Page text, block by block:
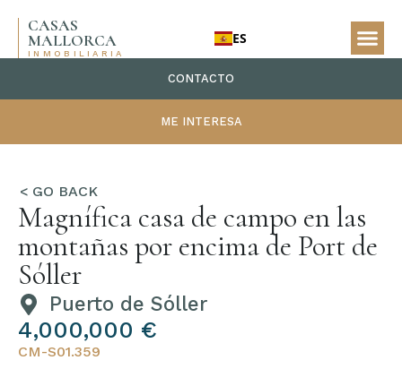
CASAS
MALLORCA
INMOBILIARIA
ES
CONTACTO
ME INTERESA
Magnífica casa de campo en las
montañas por encima de Port de
Sóller
Puerto de Sóller
4,000,000 €
CM-S01.359